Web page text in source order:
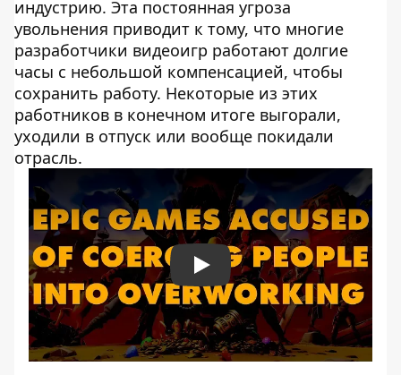
индустрию. Эта постоянная угроза
увольнения приводит к тому, что многие
разработчики видеоигр работают долгие
часы с небольшой компенсацией, чтобы
сохранить работу. Некоторые из этих
работников в конечном итоге выгорали,
уходили в отпуск или вообще покидали
отрасль.
Play